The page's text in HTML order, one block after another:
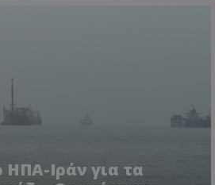
Ιράν για τα